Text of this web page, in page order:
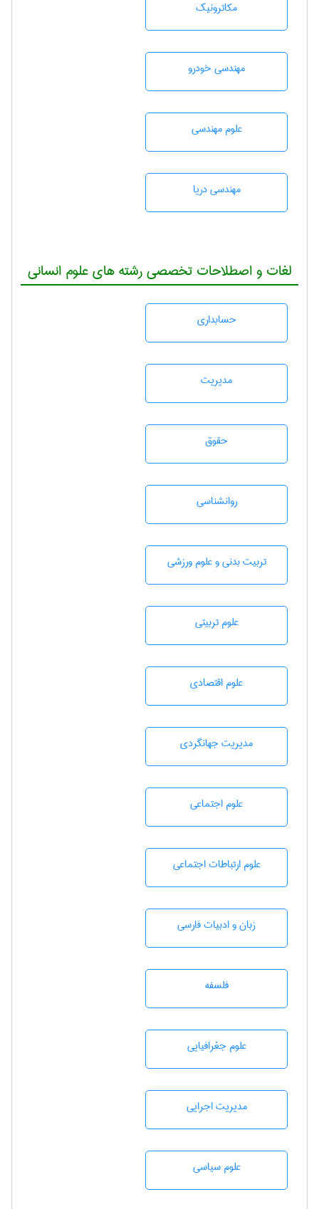
مکاترونیک
مهندسی خودرو
علوم مهندسی
مهندسی دریا
لغات و اصطلاحات تخصصی رشته های علوم انسانی
حسابداری
مديريت
حقوق
روانشناسی
تربيت بدنی و علوم ورزشی
علوم تربيتی
علوم اقتصادی
مديريت جهانگردی
علوم اجتماعی
علوم ارتباطات اجتماعی
زبان و ادبيات فارسی
فلسفه
علوم جغرافيايی
مديريت اجرايی
علوم سياسی